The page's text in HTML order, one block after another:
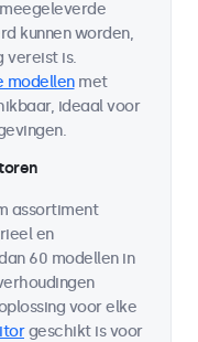
kunnen worden,
vereist is.
modellenmet
ideaal voor
assortiment
en
60 modellen in
voor elke
geschikt is voor